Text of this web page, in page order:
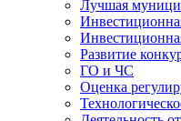
Лучшая
Развитие
ГО и ЧС
Оценка